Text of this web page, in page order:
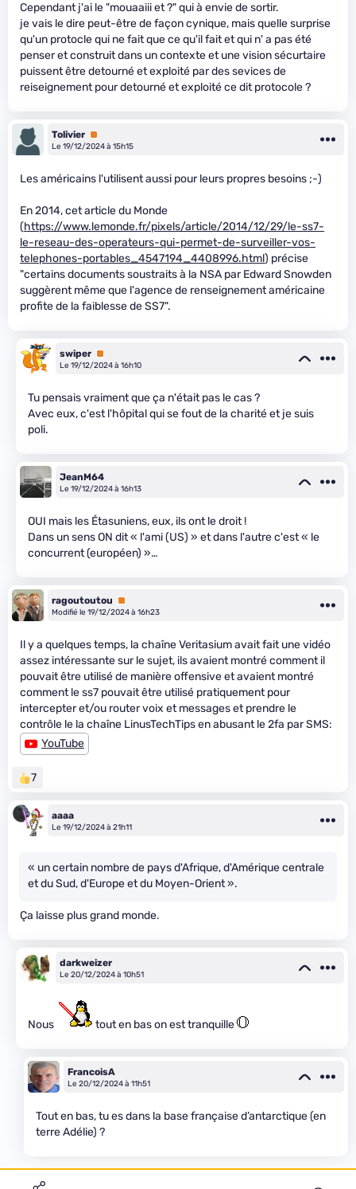
Cependant j'ai le "mouaaiii et ?" qui à envie de sortir.
je vais le dire peut-être de façon cynique, mais quelle surprise
qu'un protocle qui ne fait que ce qu'il fait et qui n' a pas été
penser et construit dans un contexte et une vision sécurtaire
puissent être detourné et exploité par des sevices de
reiseignement pour detourné et exploité ce dit protocole ?
Tolivier Premium
Le 19/12/2024 à 15h15
Les américains l'utilisent aussi pour leurs propres besoins ;-)
En 2014, cet article du Monde
(https://www.lemonde.fr/pixels/article/2014/12/29/le-ss7-
le-reseau-des-operateurs-qui-permet-de-surveiller-vos-
telephones-portables_4547194_4408996.html) précise
"certains documents soustraits à la NSA par Edward Snowden
suggèrent même que l'agence de renseignement américaine
profite de la faiblesse de SS7".
swiper Premium
Le 19/12/2024 à 16h10
Tu pensais vraiment que ça n'était pas le cas ?
Avec eux, c'est l'hôpital qui se fout de la charité et je suis
poli.
JeanM64
Le 19/12/2024 à 16h13
OUI mais les Étasuniens, eux, ils ont le droit !
Dans un sens ON dit « l'ami (US) » et dans l'autre c'est « le
concurrent (européen) »…
ragoutoutou
Premium
Modifié le 19/12/2024 à 16h23
Il y a quelques temps, la chaîne Veritasium avait fait une vidéo
assez intéressante sur le sujet, ils avaient montré comment il
pouvait être utilisé de manière offensive et avaient montré
comment le ss7 pouvait être utilisé pratiquement pour
intercepter et/ou router voix et messages et prendre le
contrôle le la chaîne LinusTechTips en abusant le 2fa par SMS:
YouTube
7
aaaa
Le 19/12/2024 à 21h11
« un certain nombre de pays d'Afrique, d'Amérique centrale
et du Sud, d'Europe et du Moyen-Orient ».
Ça laisse plus grand monde.
darkweizer
Le 20/12/2024 à 10h51
Nous tout en bas on est tranquille
FrancoisA
Le 20/12/2024 à 11h51
Tout en bas, tu es dans la base française d’antarctique (en
terre Adélie) ?